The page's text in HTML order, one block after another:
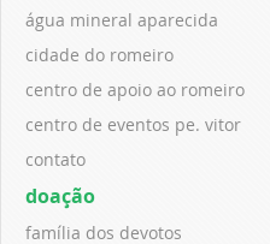
água mineral aparecida
cidade do romeiro
centro de apoio ao romeiro
centro de eventos pe. vitor
contato
doação
família dos devotos